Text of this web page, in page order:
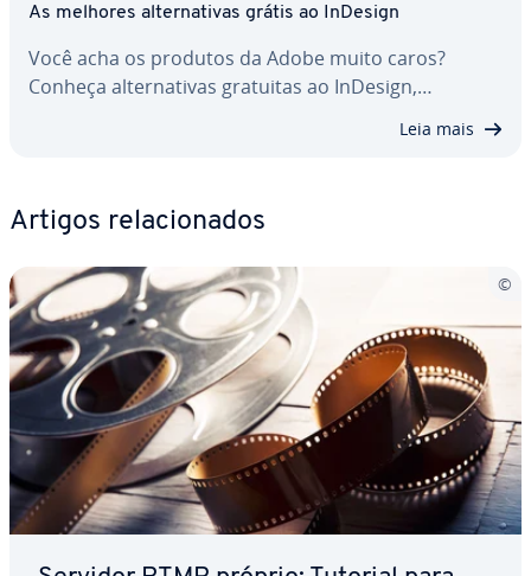
As melhores al­ter­na­ti­vas grátis ao InDesign
Você acha os produtos da Adobe muito caros?
Conheça al­ter­na­ti­vas gratuitas ao InDesign,…
Leia mais
Artigos re­la­ci­o­na­dos